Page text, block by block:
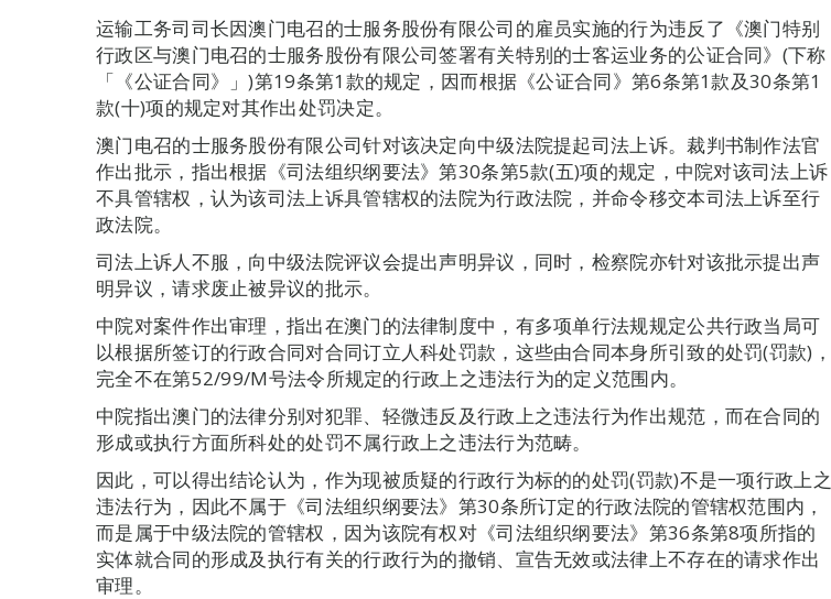
运输工务司司长因澳门电召的士服务股份有限公司的雇员实施的行为违反了《澳门特别
行政区与澳门电召的士服务股份有限公司签署有关特别的士客运业务的公证合同》(下称
「《公证合同》」)第19条第1款的规定，因而根据《公证合同》第6条第1款及30条第1
款(十)项的规定对其作出处罚决定。
澳门电召的士服务股份有限公司针对该决定向中级法院提起司法上诉。裁判书制作法官
作出批示，指出根据《司法组织纲要法》第30条第5款(五)项的规定，中院对该司法上诉
不具管辖权，认为该司法上诉具管辖权的法院为行政法院，并命令移交本司法上诉至行
政法院。
司法上诉人不服，向中级法院评议会提出声明异议，同时，检察院亦针对该批示提出声
明异议，请求废止被异议的批示。
中院对案件作出审理，指出在澳门的法律制度中，有多项单行法规规定公共行政当局可
以根据所签订的行政合同对合同订立人科处罚款，这些由合同本身所引致的处罚(罚款)，
完全不在第52/99/M号法令所规定的行政上之违法行为的定义范围内。
中院指出澳门的法律分别对犯罪、轻微违反及行政上之违法行为作出规范，而在合同的
形成或执行方面所科处的处罚不属行政上之违法行为范畴。
因此，可以得出结论认为，作为现被质疑的行政行为标的的处罚(罚款)不是一项行政上之
违法行为，因此不属于《司法组织纲要法》第30条所订定的行政法院的管辖权范围内，
而是属于中级法院的管辖权，因为该院有权对《司法组织纲要法》第36条第8项所指的
实体就合同的形成及执行有关的行政行为的撤销、宣告无效或法律上不存在的请求作出
审理。